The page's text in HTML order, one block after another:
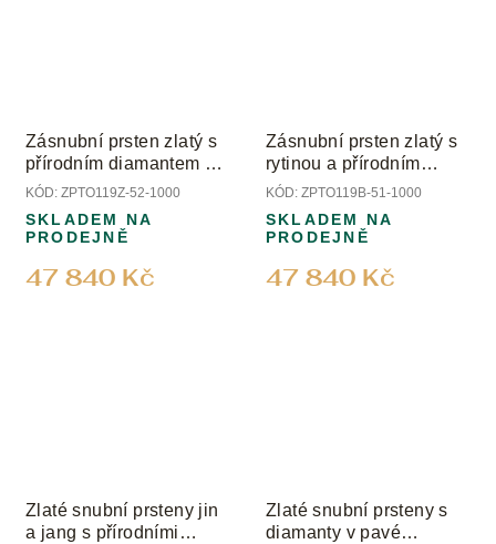
Zásnubní prsten zlatý s
přírodním diamantem a
rytinou
KÓD: ZPTO119Z-52-1000
47 840 Kč
SKLADEM NA
PRODEJNĚ
Zásnubní prsten zlatý s
rytinou a přírodním
diamantem
KÓD: ZPTO119B-51-1000
47 840 Kč
SKLADEM NA
PRODEJNĚ
Zlaté snubní prsteny jin
a jang s přírodními
Zlaté snubní prsteny s
diamanty v pavé